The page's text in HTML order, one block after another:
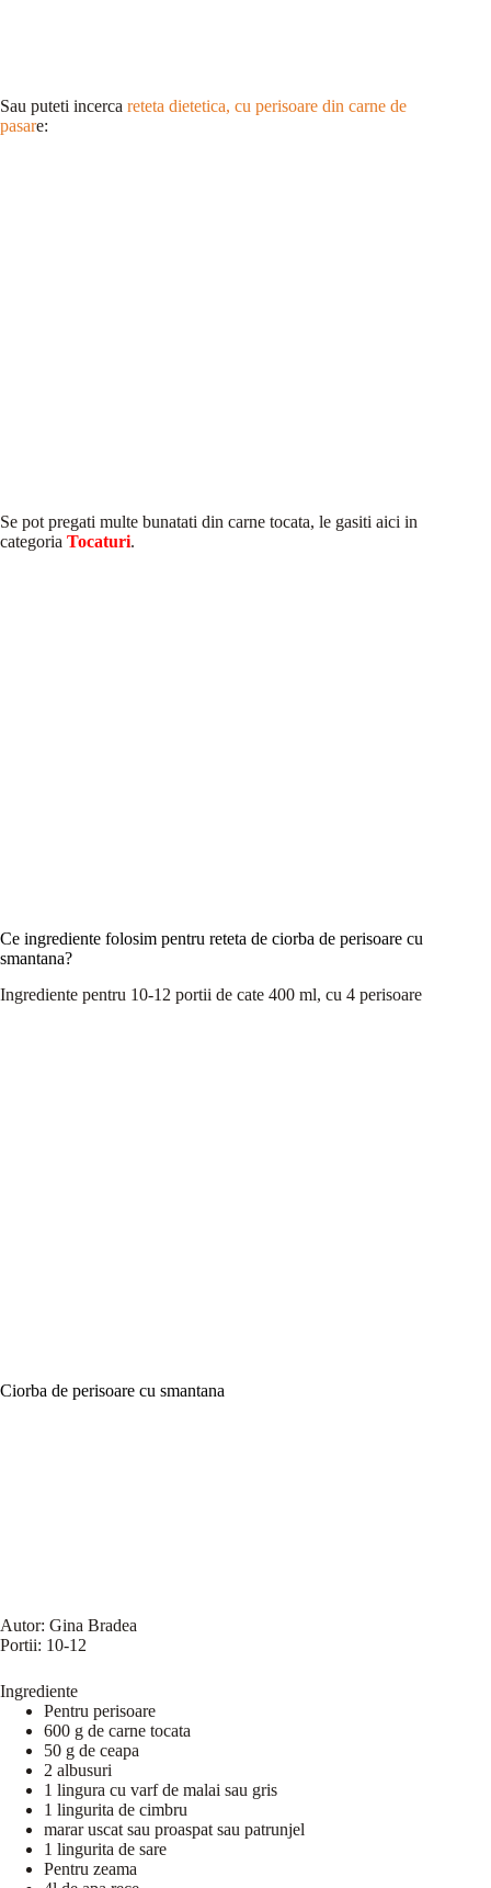
Sau puteti incerca reteta dietetica, cu perisoare din carne de
pasare:
Se pot pregati multe bunatati din carne tocata, le gasiti aici in
categoria Tocaturi.
Ce ingrediente folosim pentru reteta de ciorba de perisoare cu
smantana?
Ingrediente pentru 10-12 portii de cate 400 ml, cu 4 perisoare
Ciorba de perisoare cu smantana
Autor: Gina Bradea
Portii: 10-12
Ingrediente
Pentru perisoare
600 g de carne tocata
50 g de ceapa
2 albusuri
1 lingura cu varf de malai sau gris
1 lingurita de cimbru
marar uscat sau proaspat sau patrunjel
1 lingurita de sare
Pentru zeama